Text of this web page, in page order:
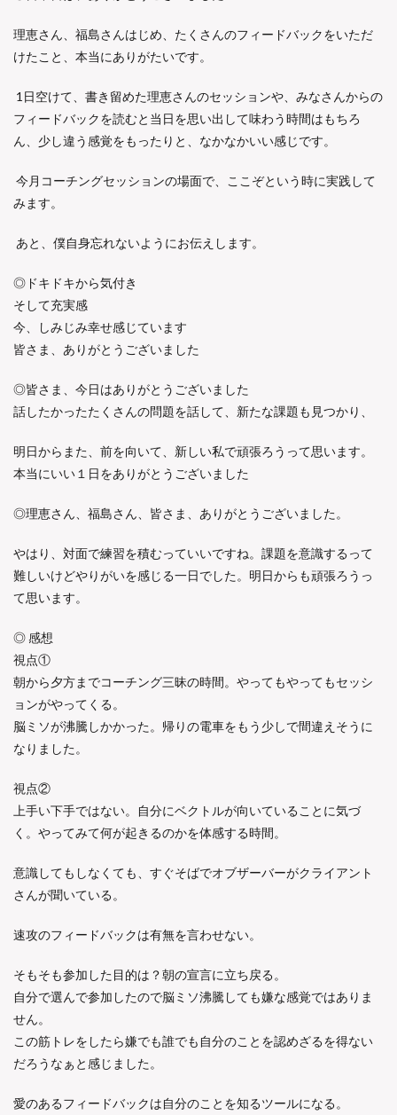
理恵さん、福島さんはじめ、 たくさんのフィードバックをいただ
けたこと、 本当にありがたいです。
1日空けて、書き留めた理恵さんのセッションや、 みなさんからの
フィードバックを読むと当日を思い出して味わう時間はもちろ
ん、少し違う感覚をもったりと、 なかなかいい感じです。
今月コーチングセッションの場面で、
ここぞという時に実践して
みます。
あと、僕自身忘れないようにお伝えします。
◎ドキドキから気付き
そして充実感
今、しみじみ幸せ感じています
皆さま、ありがとうございました
◎皆さま、今日はありがとうございました
話したかったたくさんの問題を話して、新たな課題も見つかり、
明日からまた、前を向いて、新しい私で頑張ろうって思います。
本当にいい１日をありがとうございました
◎理恵さん、福島さん、皆さま、ありがとうございました。
やはり、対面で練習を積むっていいですね。課題を意識するって
難しいけどやりがいを感じる一日でした。明日からも頑張ろうっ
て思います。
◎ 感想
視点①
朝から夕方までコーチング三昧の時間。やってもやってもセッシ
ョンがやってくる。
脳ミソが沸騰しかかった。帰りの電車をもう少しで間違えそうに
なりました。
視点②
上手い下手ではない。自分にベクトルが向いていることに気づ
く。やってみて何が起きるのかを体感する時間。
意識してもしなくても、すぐそばでオブザーバーがクライアント
さんが聞いている。
速攻のフィードバックは有無を言わせない。
そもそも参加した目的は？朝の宣言に立ち戻る。
自分で選んで参加したので脳ミソ沸騰しても嫌な感覚ではありま
せん。
この筋トレをしたら嫌でも誰でも自分のことを認めざるを得ない
だろうなぁと感じました。
愛のあるフィードバックは自分のことを知るツールになる。